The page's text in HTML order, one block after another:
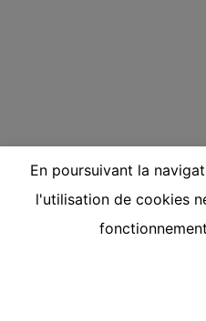
En poursuivant la
l'utilisation de cookies